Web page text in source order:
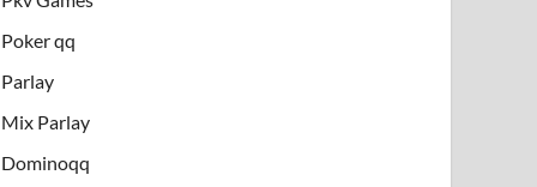
Poker qq
Parlay
Mix Parlay
Dominoqq